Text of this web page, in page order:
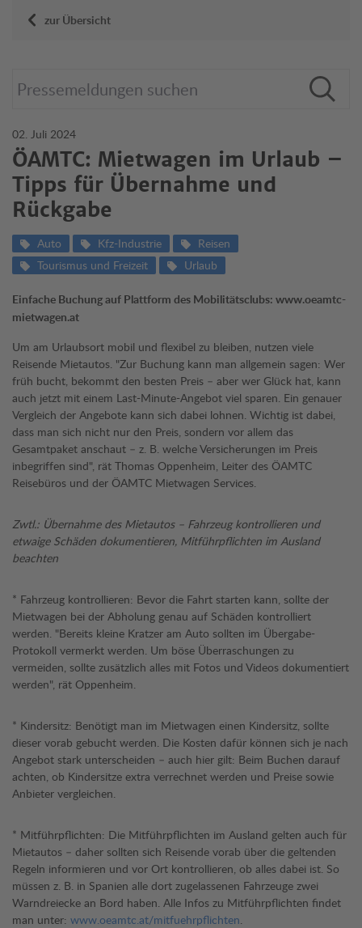
zur Übersicht
02. Juli 2024
ÖAMTC: Mietwagen im Urlaub –
Tipps für Übernahme und
Rückgabe
Auto Kfz-Industrie
Reisen
Tourismus und Freizeit
Urlaub
Einfache Buchung auf Plattform des Mobilitätsclubs: www.oeamtc-
mietwagen.at
Um am Urlaubsort mobil und flexibel zu bleiben, nutzen viele
Reisende Mietautos. "Zur Buchung kann man allgemein sagen: Wer
früh bucht, bekommt den besten Preis – aber wer Glück hat, kann
auch jetzt mit einem Last-Minute-Angebot viel sparen. Ein genauer
Vergleich der Angebote kann sich dabei lohnen. Wichtig ist dabei,
dass man sich nicht nur den Preis, sondern vor allem das
Gesamtpaket anschaut – z. B. welche Versicherungen im Preis
inbegriffen sind", rät Thomas Oppenheim, Leiter des ÖAMTC
Reisebüros und der ÖAMTC Mietwagen Services.
Zwtl.: Übernahme des Mietautos – Fahrzeug kontrollieren und
etwaige Schäden dokumentieren, Mitführpflichten im Ausland
beachten
* Fahrzeug kontrollieren: Bevor die Fahrt starten kann, sollte der
Mietwagen bei der Abholung genau auf Schäden kontrolliert
werden. "Bereits kleine Kratzer am Auto sollten im Übergabe-
Protokoll vermerkt werden. Um böse Überraschungen zu
vermeiden, sollte zusätzlich alles mit Fotos und Videos dokumentiert
werden", rät Oppenheim.
* Kindersitz: Benötigt man im Mietwagen einen Kindersitz, sollte
dieser vorab gebucht werden. Die Kosten dafür können sich je nach
Angebot stark unterscheiden – auch hier gilt: Beim Buchen darauf
achten, ob Kindersitze extra verrechnet werden und Preise sowie
Anbieter vergleichen.
* Mitführpflichten: Die Mitführpflichten im Ausland gelten auch für
Mietautos – daher sollten sich Reisende vorab über die geltenden
Regeln informieren und vor Ort kontrollieren, ob alles dabei ist. So
müssen z. B. in Spanien alle dort zugelassenen Fahrzeuge zwei
Warndreiecke an Bord haben. Alle Infos zu Mitführpflichten findet
man unter: www.oeamtc.at/mitfuehrpflichten.